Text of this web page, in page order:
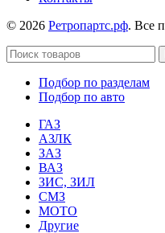
© 2026 Ретропартс.рф. Все
Подбор по разделам
Подбор по авто
ГАЗ
АЗЛК
ЗАЗ
ВАЗ
ЗИС, ЗИЛ
СМЗ
МОТО
Другие